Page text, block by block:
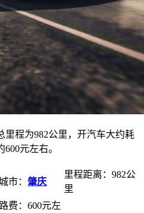
里程为982公里，开汽车大约耗
元左右。
市： 肇庆
里程距离：982公
里
费：600元左